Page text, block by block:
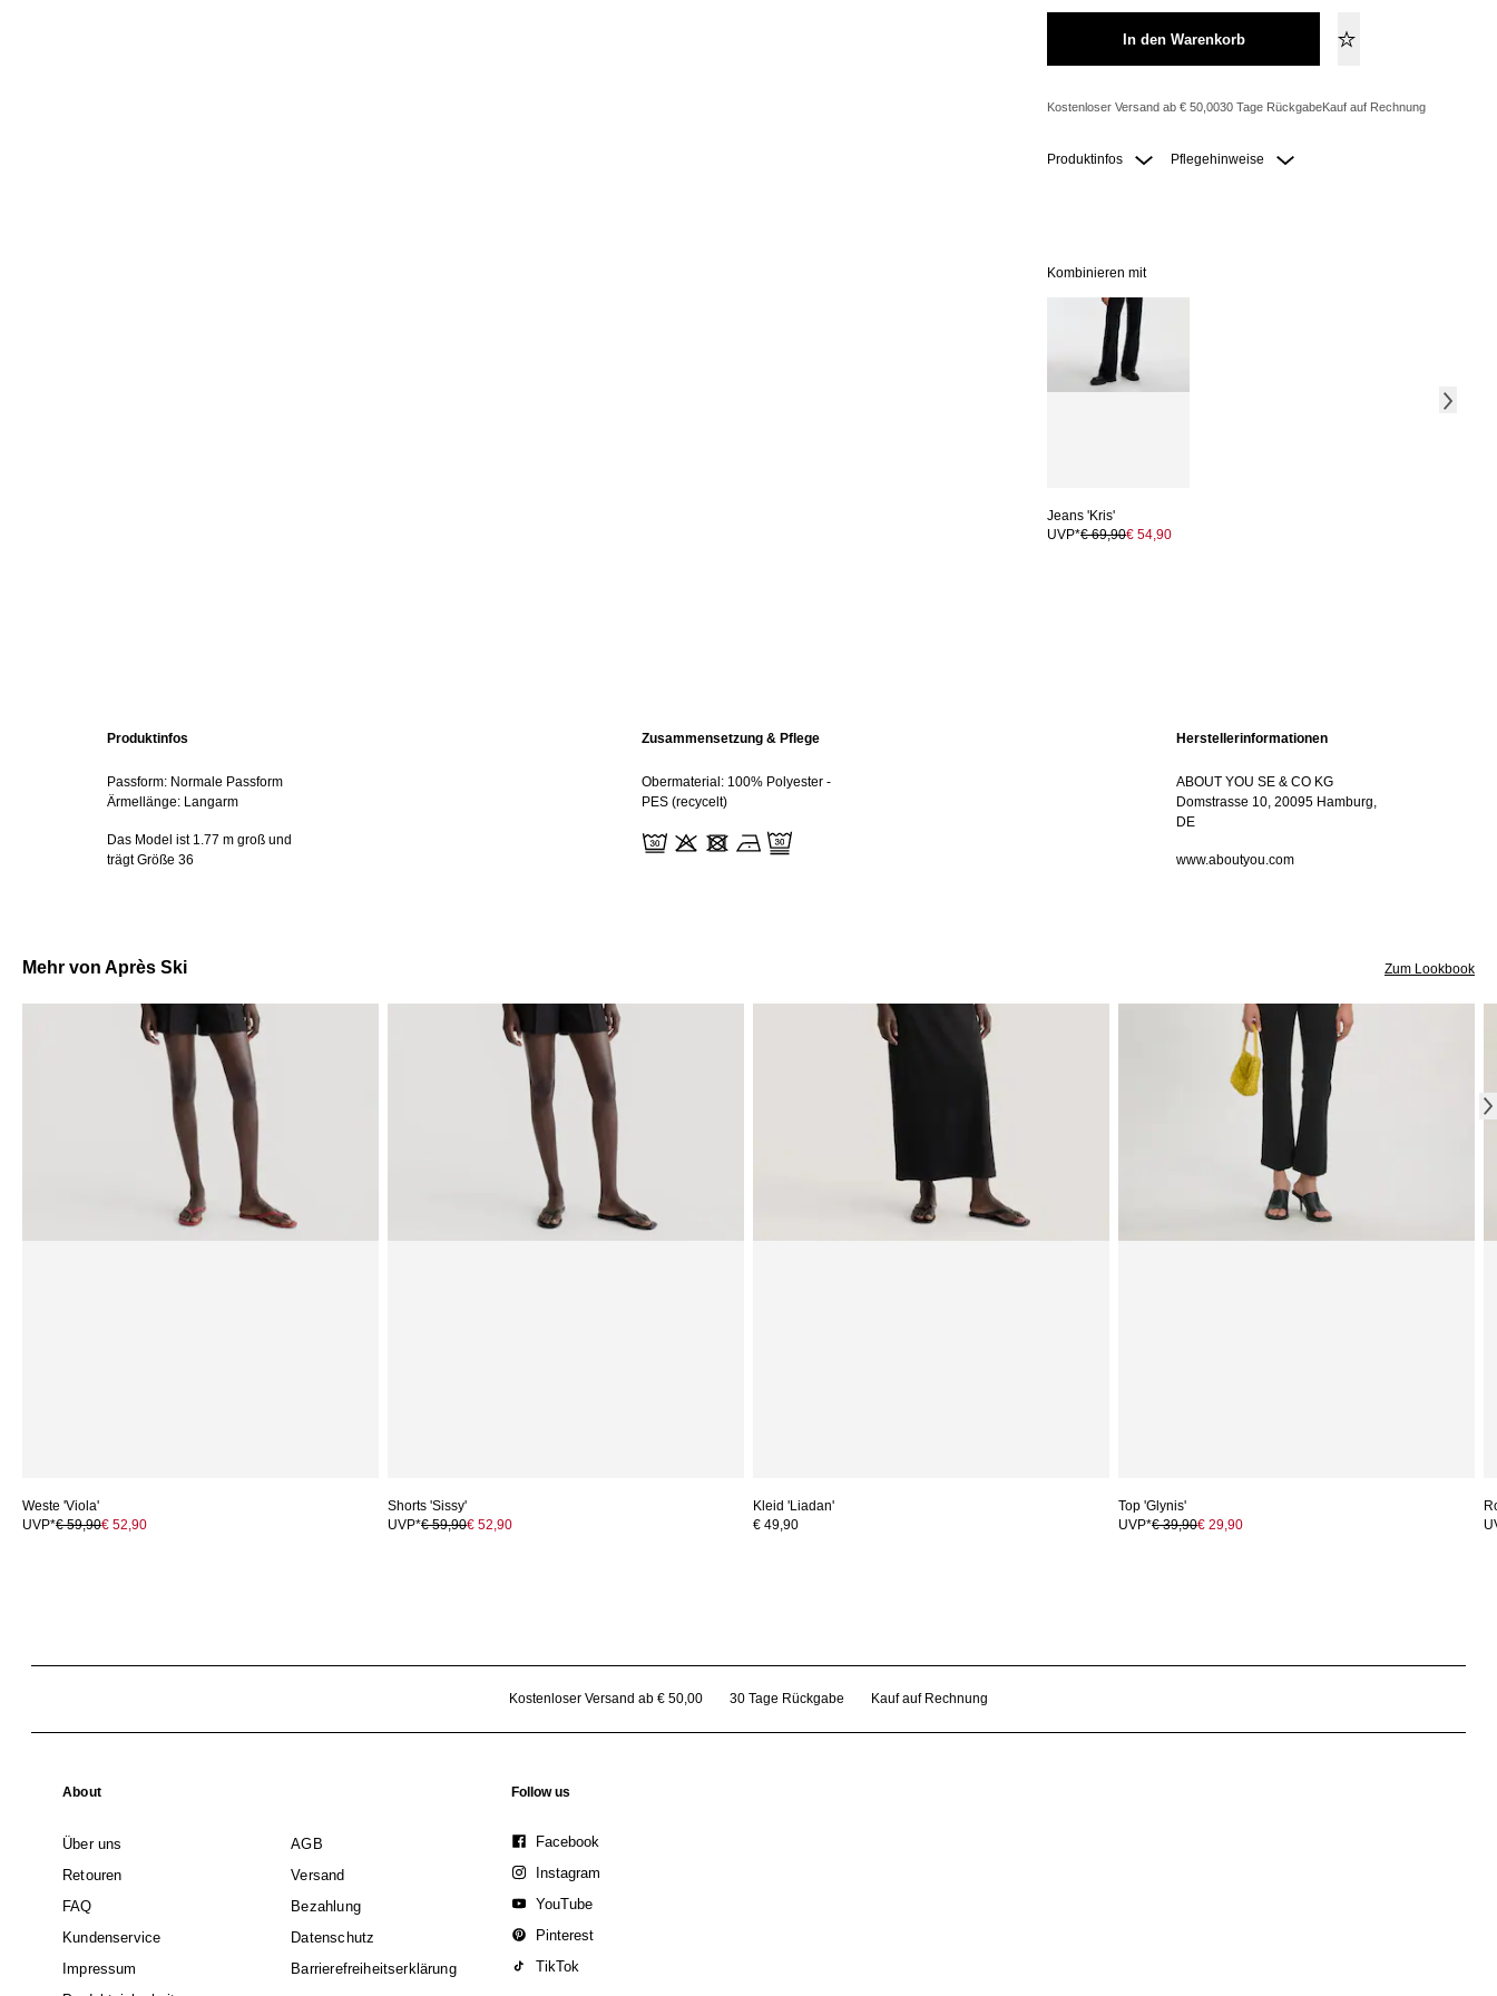
In den Warenkorb
Kostenloser Versand ab € 50,0030 Tage RückgabeKauf auf Rechnung
Produktinfos Pflegehinweise
Kombinieren mit
Jeans 'Kris'
UVP*€ 69,90€ 54,90
Produktinfos
Passform: Normale Passform
Ärmellänge: Langarm
Das Model ist 1.77 m groß und
trägt Größe 36
Zusammensetzung & Pflege
Obermaterial: 100% Polyester -
PES (recycelt)
Herstellerinformationen
ABOUT YOU SE & CO KG
Domstrasse 10, 20095 Hamburg,
DE
www.aboutyou.com
Mehr von Après Ski Zum Lookbook
Weste 'Viola'
UVP*€ 59,90€ 52,90
Shorts 'Sissy'
UVP*€ 59,90€ 52,90
Kleid 'Liadan'
€ 49,90
Top 'Glynis'
UVP*€ 39,90€ 29,90
Kostenloser Versand ab € 50,00 30 Tage Rückgabe Kauf auf Rechnung
About
Über uns
AGB
Retouren
Versand
FAQ
Bezahlung
Kundenservice
Datenschutz
Impressum
Barrierefreiheitserklärung
Follow us
Facebook
Instagram
YouTube
Pinterest
TikTok